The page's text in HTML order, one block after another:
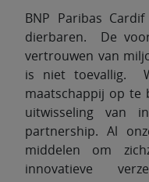
BNP Paribas
dierbaren. De
vertrouwen van
is niet toevallig.
maatschappij op
uitwisseling van
partnership. Al
middelen om
innovatieve